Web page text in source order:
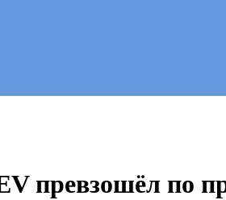
превзошёл по